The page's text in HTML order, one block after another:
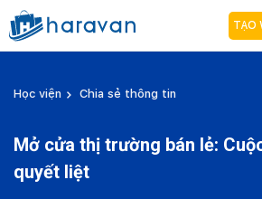
TẠO
Học viện Chia sẻ thông tin
Mở cửa thị trường bán lẻ:
quyết liệt